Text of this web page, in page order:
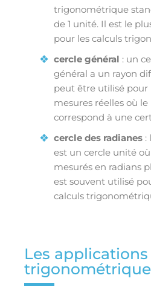
trigonométrique
de 1 unité. Il est le
pour les calculs
cercle général : un
général a un rayon
peut être utilisé pour
mesures réelles où
correspond à une
cercle des radianes :
est un cercle unité
mesurés en radians
est souvent utilisé
calculs
Les